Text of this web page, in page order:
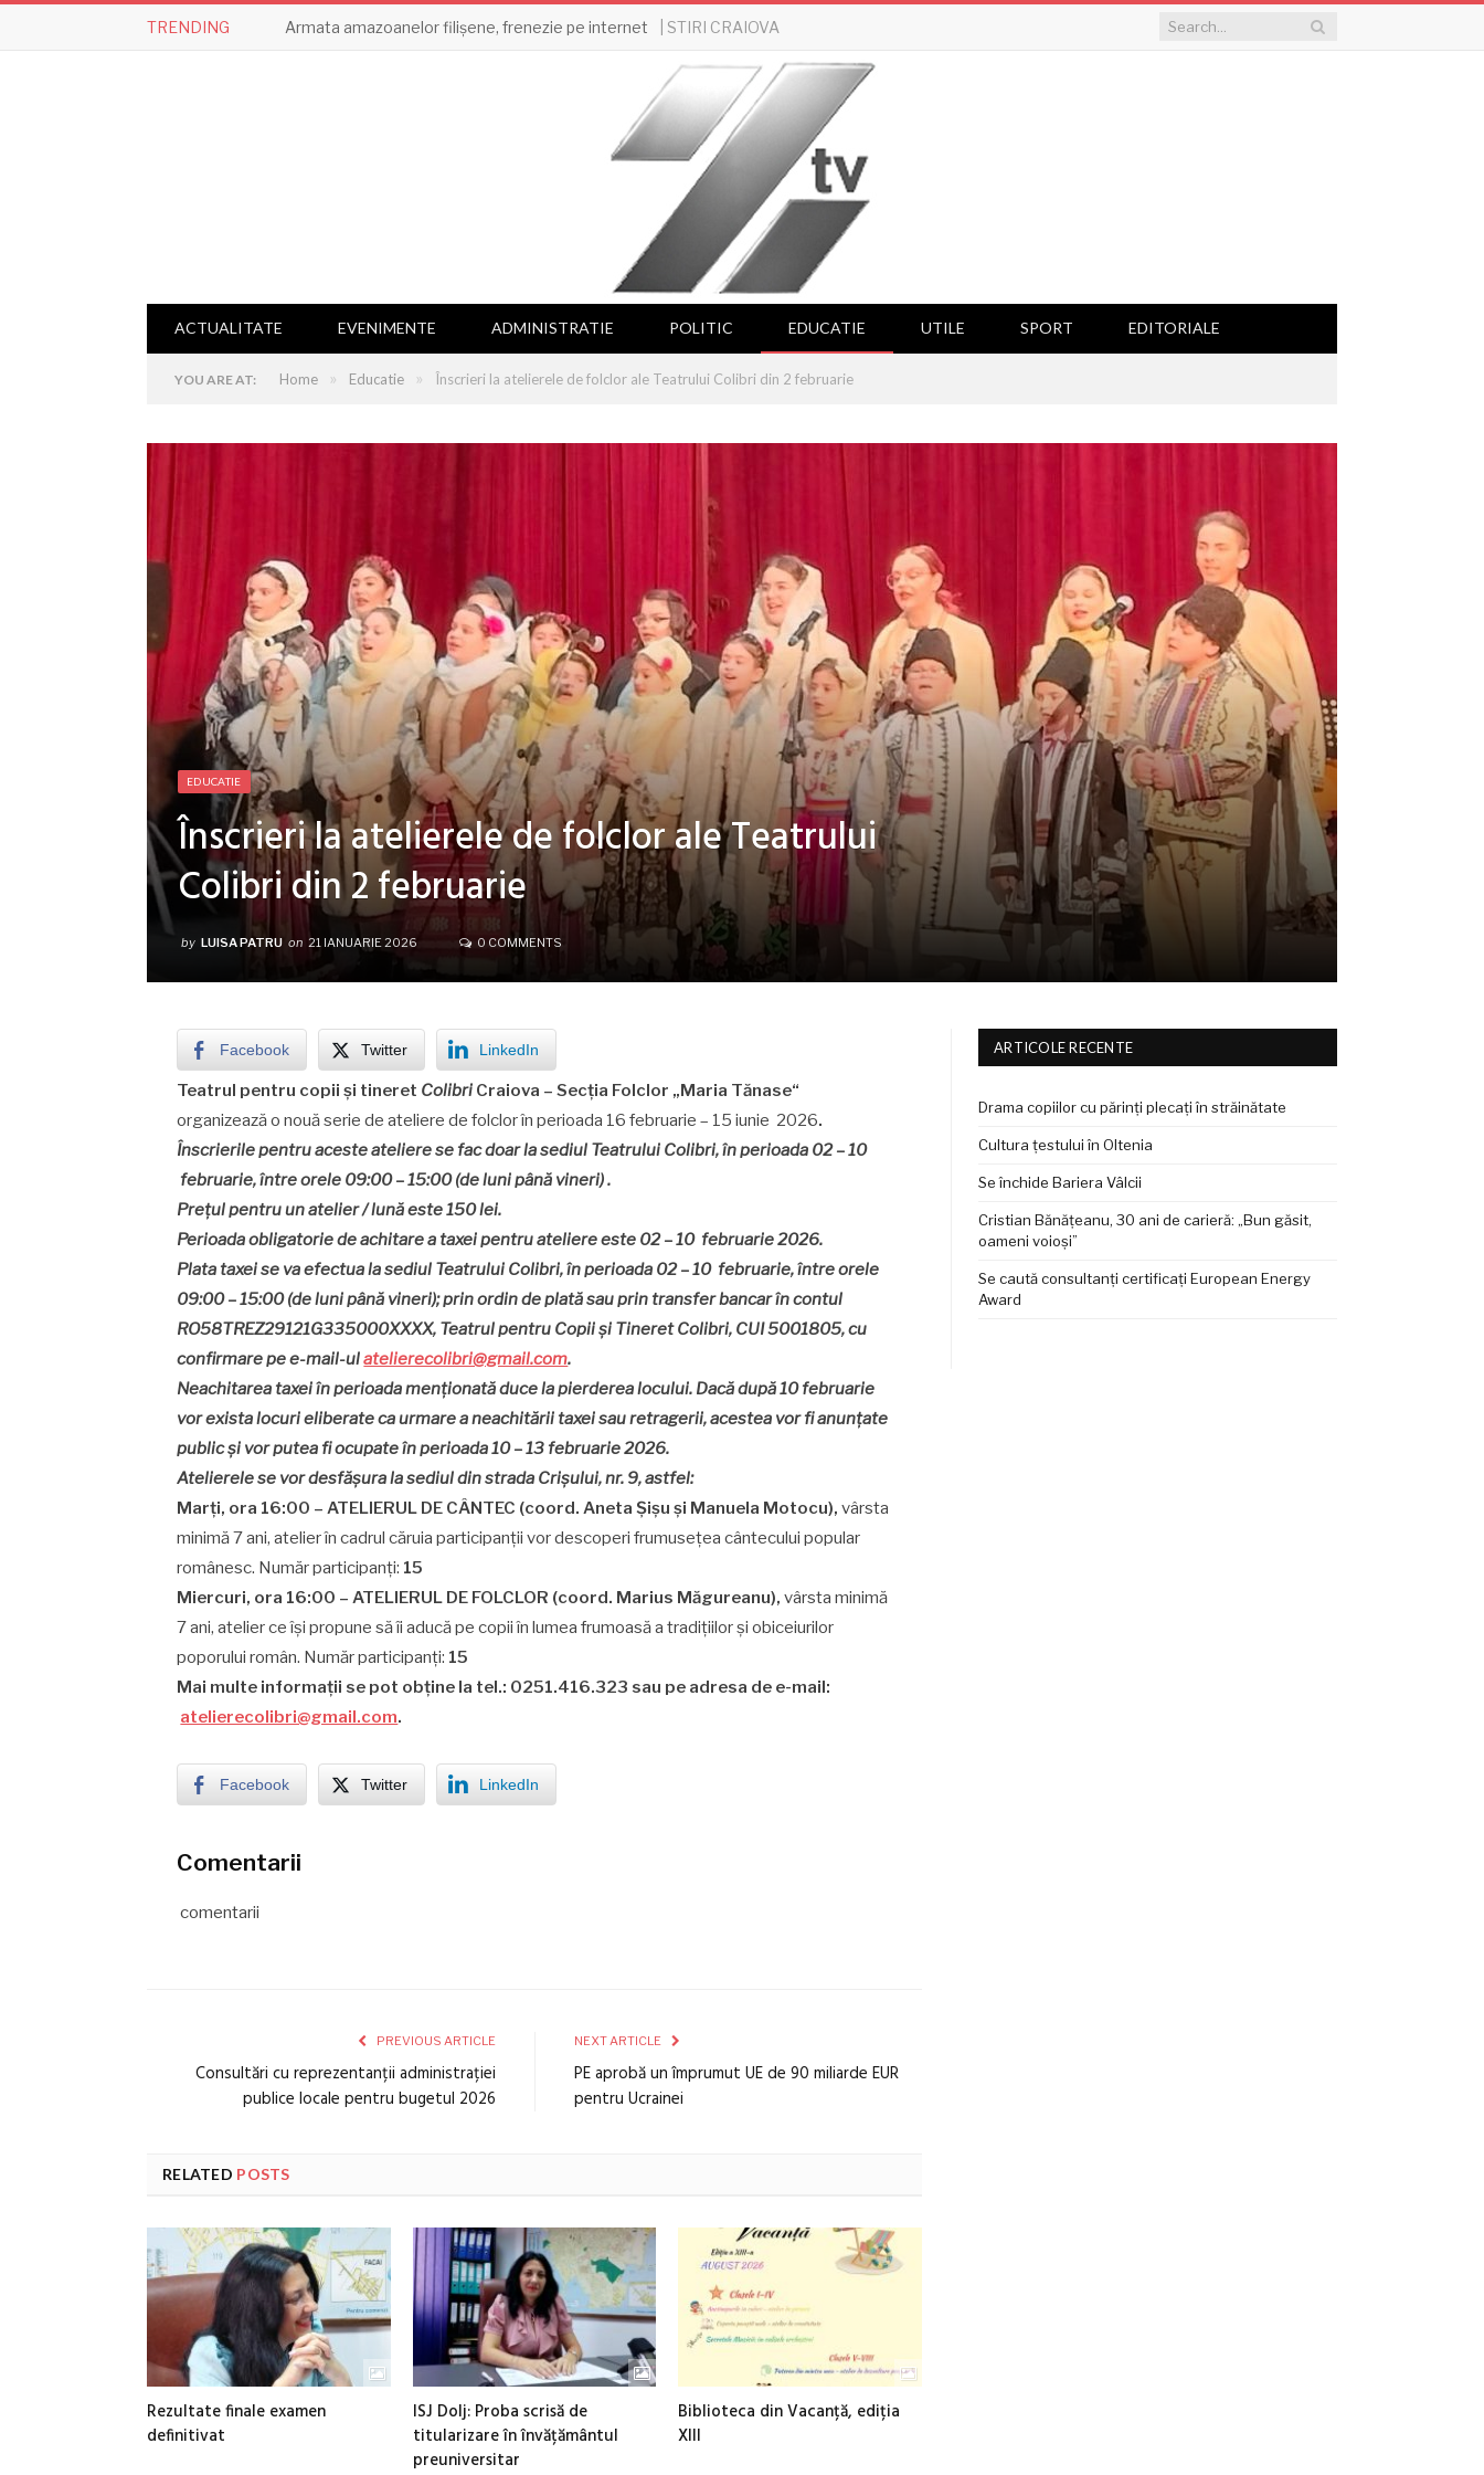
TRENDING Armata amazoanelor filișene, frenezie pe internet | STIRI CRAIOVA
ACTUALITATE EVENIMENTE ADMINISTRATIE POLITIC EDUCATIE UTILE SPORT EDITORIALE
YOU ARE AT: Home » Educatie » Înscrieri la atelierele de folclor ale Teatrului Colibri din 2 februarie
EDUCATIE
Înscrieri la atelierele de folclor ale Teatrului
Colibri din 2 februarie
by LUISA PATRU on 21 IANUARIE 2026 0 COMMENTS
Facebook Twitter LinkedIn
Teatrul pentru copiiși tineret Colibri Craiova – Secția Folclor „Maria Tănase“
organizează o nouă serie de ateliere de folclor în perioada 16 februarie – 15 iunie 2026.
Înscrierile pentru aceste atelierese fac doarla sediul Teatrului Colibri, în perioada 02 – 10
februarie, între orele 09:00 – 15:00 (de luni până vineri).
Preţul pentru un atelier / lună este 150 lei.
Perioada obligatorie de achitare a taxei pentru ateliere este 02 – 10 februarie 2026.
Plata taxei se va efectua la sediul Teatrului Colibri, în perioada 02 – 10 februarie, între orele
09:00 – 15:00 (de luni până vineri); prin ordin de plată sau prin transfer bancar în contul
RO58TREZ29121G335000XXXX, Teatrul pentru Copii și Tineret Colibri, CUI 5001805, cu
confirmare pe e-mail-ulatelierecolibri@gmail.com.
Neachitarea taxei în perioada menționată duce la pierderea locului. Dacă după 10 februarie
vor exista locuri eliberate ca urmare a neachitării taxei sau retragerii, acestea vor fi anunțate
public și vor putea fi ocupate în perioada 10 – 13 februarie 2026.
Atelierele se vor desfășura la sediul din strada Crișului, nr. 9, astfel:
Marți, ora 16:00 – ATELIERUL DE CÂNTEC (coord. Aneta Șișu și Manuela Motocu),vârsta
minimă 7 ani, atelier în cadrul căruia participanții vor descoperi frumusețea cântecului popular
românesc. Număr participanți: 15
Miercuri, ora 16:00 – ATELIERUL DE FOLCLOR (coord. Marius Măgureanu),vârsta minimă
7 ani, atelier ce își propune să îi aducă pe copii în lumea frumoasă a tradițiilor și obiceiurilor
poporului român. Număr participanți: 15
Mai multe informații se pot obține la tel.: 0251.416.323 sau pe adresa de e-mail:
atelierecolibri@gmail.com.
Facebook Twitter LinkedIn
Comentarii
comentarii
PREVIOUS ARTICLE
Consultări cu reprezentanții administrației
publice locale pentru bugetul 2026
NEXT ARTICLE
PE aprobă un împrumut UE de 90 miliarde EUR
pentru Ucrainei
RELATED POSTS
Rezultate finale examen
definitivat
ISJ Dolj: Proba scrisă de
titularizare în învățământul
preuniversitar
Biblioteca din Vacanță, ediția
XIII
ARTICOLE RECENTE
Drama copiilor cu părinți plecați în străinătate
Cultura țestului în Oltenia
Se închide Bariera Vâlcii
Cristian Bănățeanu, 30 ani de carieră: „Bun găsit,
oameni voioși”
Se caută consultanți certificați European Energy
Award